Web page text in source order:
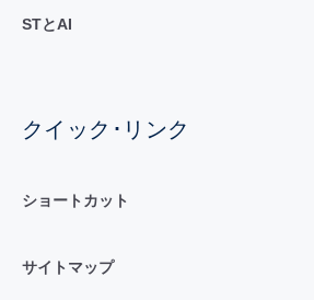
STとAI
クイック･リンク
ショートカット
サイトマップ